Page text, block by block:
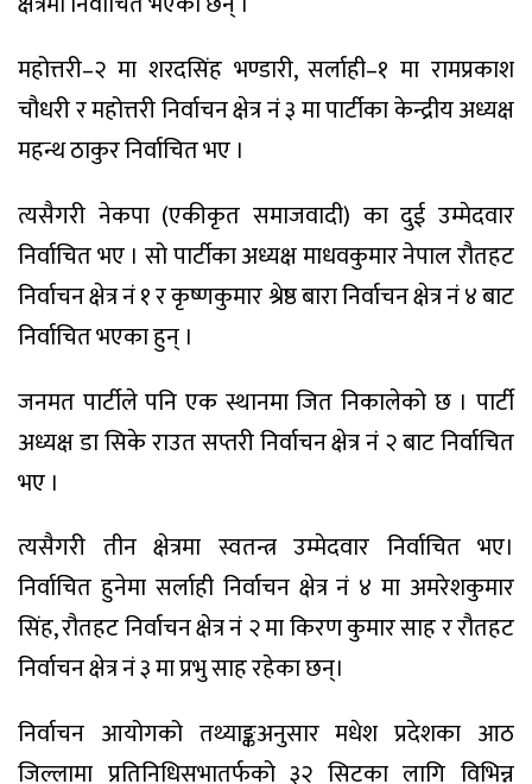
महोत्तरी–२ मा शरदसिंह भण्डारी, सर्लाही–१ मा रामप्रकाश
चौधरी र महोत्तरी निर्वाचन क्षेत्र नं ३ मा पार्टीका केन्द्रीय अध्यक्ष
महन्थ ठाकुर निर्वाचित भए ।
त्यसैगरी नेकपा (एकीकृत समाजवादी) का दुई उम्मेदवार
निर्वाचित भए । सो पार्टीका अध्यक्ष माधवकुमार नेपाल रौतहट
निर्वाचन क्षेत्र नं १ र कृष्णकुमार श्रेष्ठ बारा निर्वाचन क्षेत्र नं ४ बाट
निर्वाचित भएका हुन् ।
जनमत पार्टीले पनि एक स्थानमा जित निकालेको छ । पार्टी
अध्यक्ष डा सिके राउत सप्तरी निर्वाचन क्षेत्र नं २ बाट निर्वाचित
भए ।
त्यसैगरी तीन क्षेत्रमा स्वतन्त्र उम्मेदवार निर्वाचित भए।
निर्वाचित हुनेमा सर्लाही निर्वाचन क्षेत्र नं ४ मा अमरेशकुमार
सिंह, रौतहट निर्वाचन क्षेत्र नं २ मा किरण कुमार साह र रौतहट
निर्वाचन क्षेत्र नं ३ मा प्रभु साह रहेका छन्।
निर्वाचन आयोगको तथ्याङ्कअनुसार मधेश प्रदेशका आठ
जिल्लामा प्रतिनिधिसभातर्फको ३२ सिटका लागि विभिन्न